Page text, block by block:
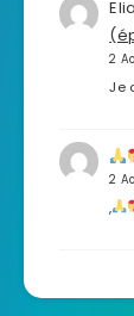
2
Je
2
,